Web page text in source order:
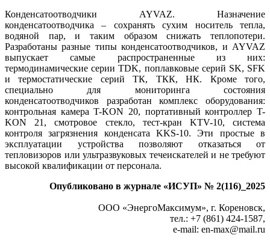
Конденсатоотводчики AYVAZ. Назначение
конденсатоотводчика – сохранять сухим носитель тепла,
водяной пар, и таким образом снижать теплопотери.
Разработаны разные ти­пы конденсатоотводчиков, и AYVAZ
выпускает самые распространенные из них:
термодинамические серии TDK, поплавковые серий SK, SFK
и термостатические серий ТК, ТКК, НК. Кроме того,
специально для мониторинга состояния
конденсатоотводчиков разработан комплекс оборудования:
контрольная камера T-KON 20, портативный контроллер T-
KON 21, смотровое стекло, тест-кран KTV-10, система
контроля загрязнения конденсата KKS-10. Эти простые в
эксплуатации устройства позволяют отказаться от
тепловизоров или ультразвуковых течеискателей и не требуют
высокой квалификации от персонала.
Опубликовано в журнале «ИСУП» № 2(116)_2025
ООО «ЭнергоМаксимум», г. Кореновск,
тел.: +7 (861) 424‑1587,
e‑mail: en‑max@mail.ru